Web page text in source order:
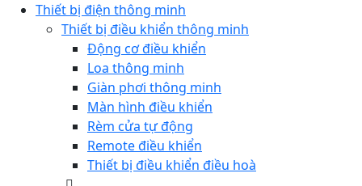
Thiết bị điện thông minh
Thiết bị điều khiển thông minh
Động cơ điều khiển
Loa thông minh
Giàn phơi thông minh
Màn hình điều khiển
Rèm cửa tự động
Remote điều khiển
Thiết bị điều khiển điều hoà